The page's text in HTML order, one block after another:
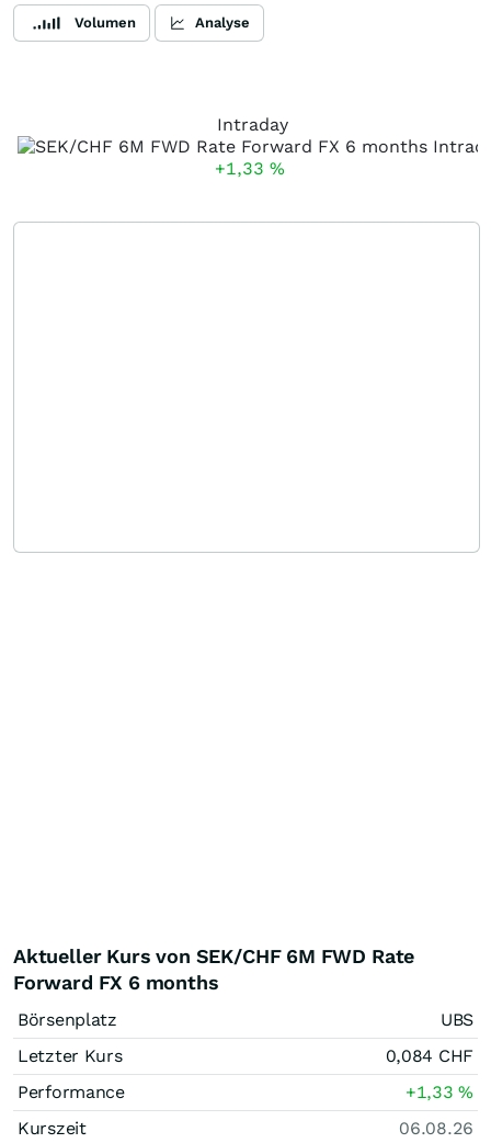
Volumen Analyse
Intraday
+1,33 %
Aktueller Kurs von SEK/CHF 6M FWD Rate
Forward FX 6 months
Börsenplatz
UBS
Letzter Kurs
0,084 CHF
Performance
+1,33%
Kurszeit
06.08.26